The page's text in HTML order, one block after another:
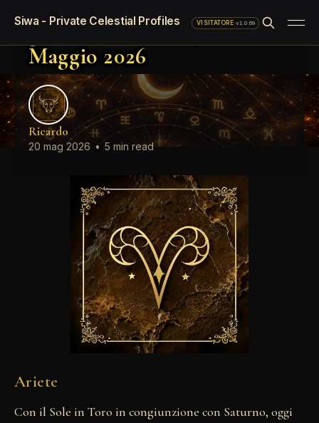
Siwa - Private Celestial Profiles VISITATORE·v1.0.69
Oroscopo LinkedIn del
giorno Mercoledì, 20
Maggio 2026
Ricardo
20 mag 2026 • 5 min read
Ariete
Con il Sole in Toro in congiunzione con Saturno, oggi